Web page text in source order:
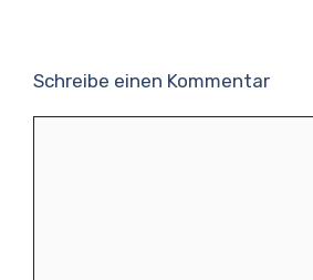
Schreibe einen Kommentar